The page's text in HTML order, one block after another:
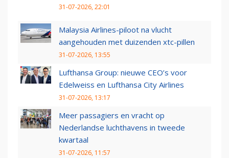
31-07-2026, 22:01
Malaysia Airlines-piloot na vlucht
aangehouden met duizenden xtc-pillen
31-07-2026, 13:55
Lufthansa Group: nieuwe CEO’s voor
Edelweiss en Lufthansa City Airlines
31-07-2026, 13:17
Meer passagiers en vracht op
Nederlandse luchthavens in tweede
kwartaal
31-07-2026, 11:57